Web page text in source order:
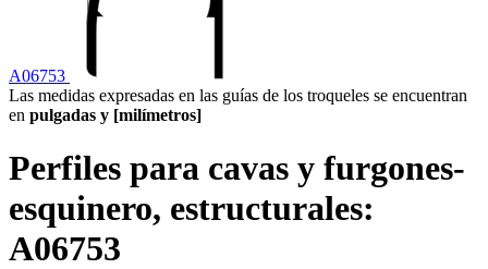
A06753
Las medidas expresadas en las guías de los troqueles se encuentran
en pulgadas y [milímetros]
Perfiles para cavas y furgones-
esquinero, estructurales:
A06753